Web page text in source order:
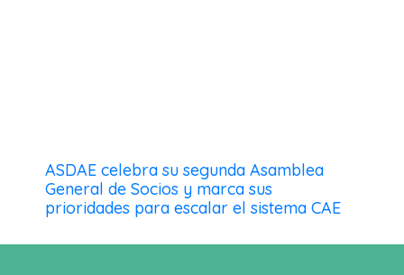
ASDAE celebra su segunda Asamblea
General de Socios y marca sus
prioridades para escalar el sistema CAE